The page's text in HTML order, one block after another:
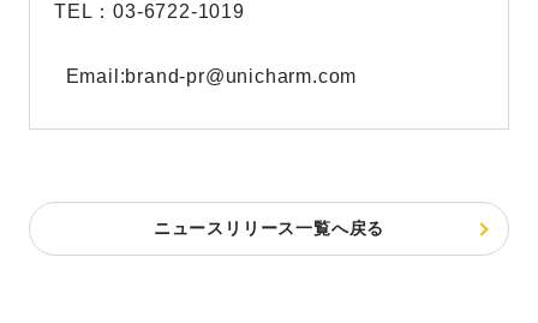
TEL：03-6722-1019
Email:brand-pr@unicharm.com
ニュースリリース一覧へ戻る